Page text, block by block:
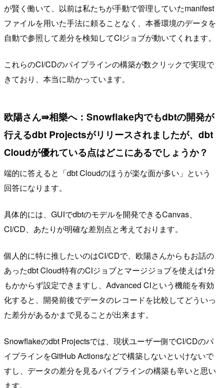
が賢く働いて、以前は私たちが手動で管理していたmanifest
ファイルを用いた手法に頼ることなく、本番環境のデータを
自動で参照して差分を検知してCIジョブが動いてくれます。
これらのCI/CDのパイプラインの構築が数クリックで実現で
きており、本当に助かっています。
欧陽さん⇛相樂へ：Snowflake内でもdbtの開発が
行えるdbt Projectsがリリースされましたが、dbt
Cloudが優れている点はどこにあるでしょうか？
端的に答えると「dbt Cloudのほうが楽な面が多い」という
回答になります。
具体的には、GUIでdbtのモデルを開発できるCanvas、
CI/CD、あたりが明確な差別点と考えております。
個人的に特に推したいのはCI/CDで、欧陽さんからもお話の
あったdbt Cloud特有のCIジョブとマージジョブを使えば1分
もかからず設定できますし、Advanced CIという機能を有効
化すると、開発前後でデータのレコードを比較してどういっ
た差分があるかまで見ることが出来ます。
Snowflakeのdbt Projectsでは、現状ユーザー側でCI/CDのパ
イプラインをGitHub Actionsなどで構築しないといけないで
すし、データの差分を見るパイプラインの構築も辛いと思い
ます。